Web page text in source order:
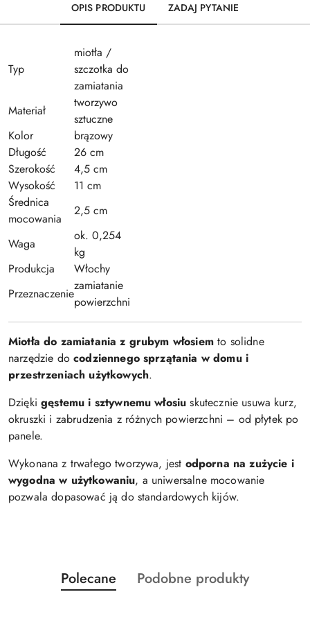
OPIS PRODUKTU ZADAJ PYTANIE
Typ
miotła /
szczotka do
zamiatania
Materiał
tworzywo
sztuczne
Kolor
brązowy
Długość
26 cm
Szerokość
4,5 cm
Wysokość
11 cm
Średnica
mocowania
2,5 cm
Waga
ok. 0,254
kg
Produkcja
Włochy
Przeznaczenie
zamiatanie
powierzchni
Miotła do zamiatania z grubym włosiemto solidne
narzędzie docodziennego sprzątania w domu i
przestrzeniach użytkowych.
Dziękigęstemu i sztywnemu włosiu skutecznie usuwa kurz,
okruszki i zabrudzenia z różnych powierzchni – od płytek po
panele.
Wykonana z trwałego tworzywa, jest odporna na zużycie i
wygodna w użytkowaniu, a uniwersalne mocowanie
pozwala dopasować ją do standardowych kijów.
Pomiń karuzelę produktów
Produkty
o
Polecane
Produkty
Podobne produkty